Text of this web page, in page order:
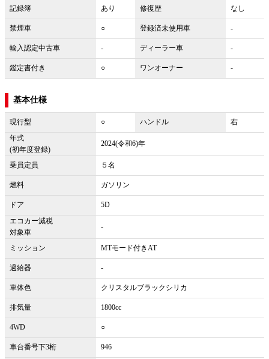
記録簿 あり 修復歴 なし
禁煙車 ○ 登録済未使用車 -
輸入認定中古車 - ディーラー車 -
鑑定書付き ○ ワンオーナー -
基本仕様
現行型 ○ ハンドル
右
年式
(初年度登録)
2024(令和6)年
乗員定員 ５名
燃料 ガソリン
ドア
5D
エコカー減税
対象車
-
ミッション MTモード付きAT
過給器 -
車体色 クリスタルブラックシリカ
排気量 1800cc
4WD ○
車台番号下3桁 946